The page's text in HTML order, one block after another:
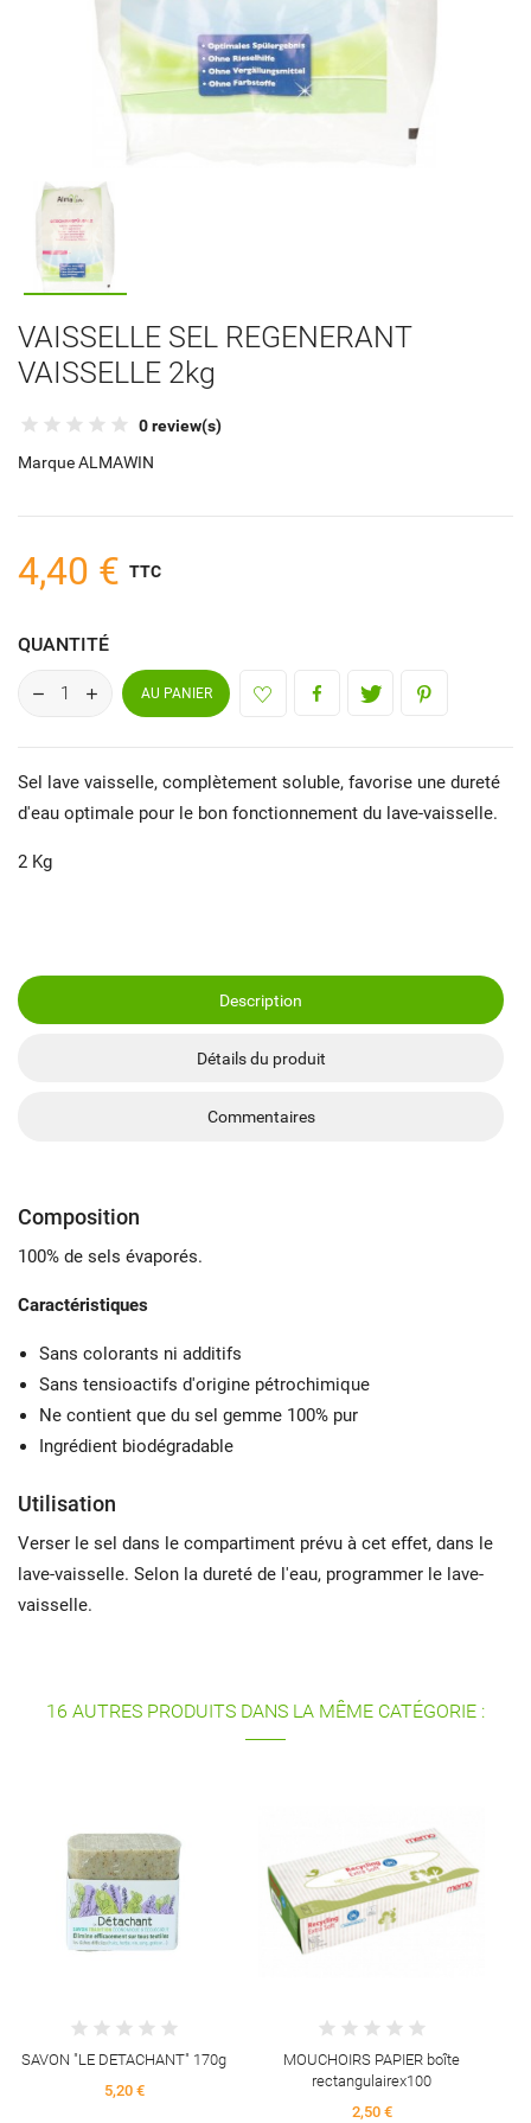
VAISSELLE SEL REGENERANT
VAISSELLE 2kg
0 review(s)
MarqueALMAWIN
4,40 € TTC
QUANTITÉ
AU PANIER
Sel lave vaisselle, complètement soluble, favorise une dureté
d'eau optimale pour le bon fonctionnement du lave-vaisselle.
2 Kg
Description
Détails du produit
Commentaires
Composition
100% de sels évaporés.
Caractéristiques
Sans colorants ni additifs
Sans tensioactifs d'origine pétrochimique
Ne contient que du sel gemme 100% pur
Ingrédient biodégradable
Utilisation
Verser le sel dans le compartiment prévu à cet effet, dans le
lave-vaisselle. Selon la dureté de l'eau, programmer le lave-
vaisselle.
16 AUTRES PRODUITS DANS LA MÊME CATÉGORIE :
SAVON "LE DETACHANT" 170g
5,20 €
MOUCHOIRS PAPIER boîte
rectangulairex100
2,50 €